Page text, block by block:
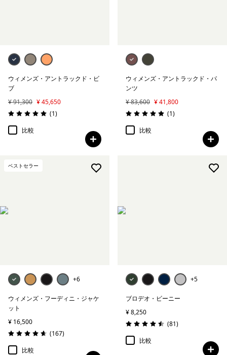
ウィメンズ・アントラックド・ビ
ブ
¥ 91,300 ¥ 45,650
評価: 5.0 / 5
(1レビュー
)
比較
ウィメンズ・アントラックド・パ
ンツ
¥ 83,600 ¥ 41,800
評価: 5.0 / 5
(1レビュー
)
比較
ベストセラー
+6
ウィメンズ・フーディニ・ジャケ
ット
¥ 16,500
評価: 4.7 / 5
(167レビュー
)
比較
+5
ブロデオ・ビーニー
¥ 8,250
評価: 4.5 / 5
(81レビュー
)
比較